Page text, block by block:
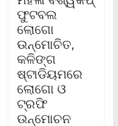
ଫୁଟବଲ
ଲୋଗୋ
ଉନ୍ମୋଚିତ,
କଳିଙ୍ଗ
ଷ୍ଟାଡିୟମରେ
ଲୋଗୋ ଓ
ଟ୍ରଫି
ଉନ୍ମୋଚନ